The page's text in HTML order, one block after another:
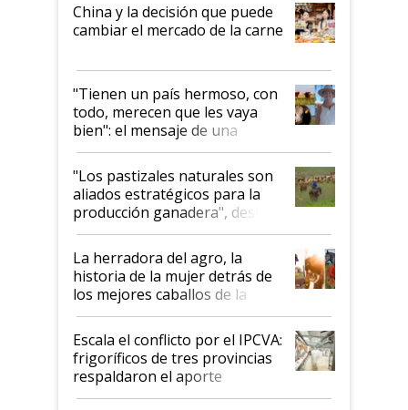
China y la decisión que puede
cambiar el mercado de la carne
"Tienen un país hermoso, con
todo, merecen que les vaya
bien": el mensaje de una
ganadera uruguaya sobre las
oportunidades que se abren
para el agro en Argentina, con
foco en la carne
"Los pastizales naturales son
aliados estratégicos para la
producción ganadera", destaca
la iniciativa que ya reúne a 46
establecimientos en Argentina
La herradora del agro, la
historia de la mujer detrás de
los mejores caballos de la
Argentina y los mitos que
todavía hacen sufrir a estos
animales: "Mientras me
descalificaban, yo seguí
haciendo currículum"
Escala el conflicto por el IPCVA:
frigoríficos de tres provincias
respaldaron el aporte
obligatorio